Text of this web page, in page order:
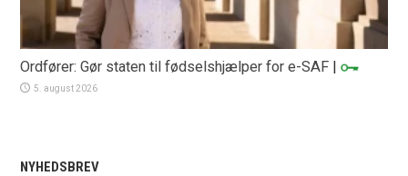
Ordfører: Gør staten til fødselshjælper for e-SAF |
5. august 2026
NYHEDSBREV